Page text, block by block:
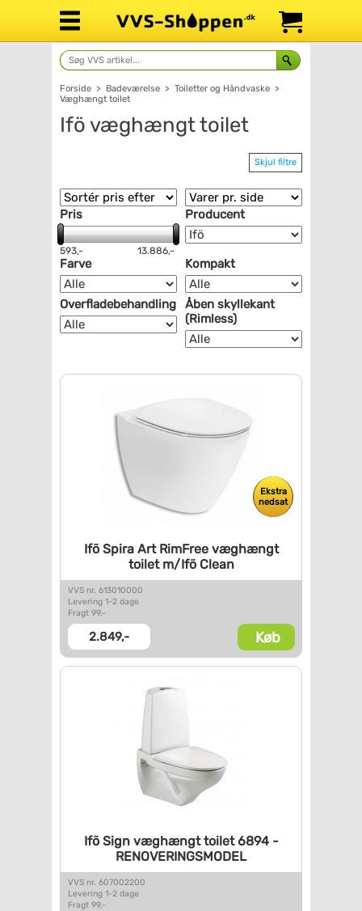
Forside > Badeværelse > Toiletter og Håndvaske >
Væghængt toilet
Ifö væghængt toilet
Skjul filtre
Pris
593,- 13.886,-
Producent
Farve Kompakt
Overfladebehandling
Åben skyllekant
(Rimless)
Ekstra
nedsat
Ifö Spira Art RimFree væghængt
toilet m/Ifö Clean
VVS nr. 613010000
Levering 1-2 dage
Fragt 99,-
2.849,- Køb
Ifö Sign væghængt toilet 6894-
RENOVERINGSMODEL
VVS nr. 607002200
Levering 1-2 dage
Fragt 99,-